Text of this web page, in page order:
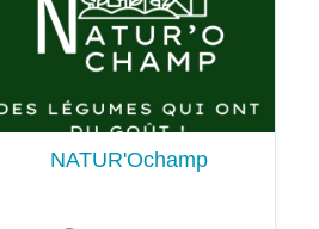
NATUR'Ochamp